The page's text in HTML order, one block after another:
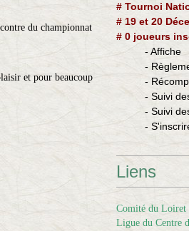
du championnat
et pour beaucoup
# Tournoi
# 19 et 20
# 0 joueurs
- Affiche
-
-
- Suivi
- Suivi
-
Liens
Comité du Loiret
Ligue du Centre